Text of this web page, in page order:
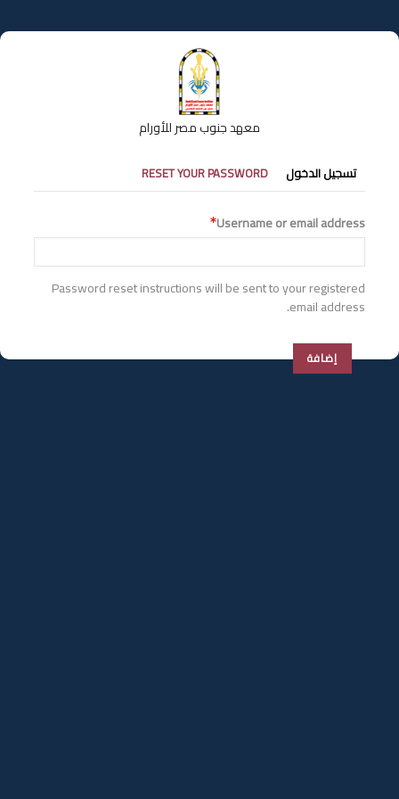
إلى
المحتوى
معهد جنوب مصر للأورام
التبويبات
الأساسية
تسجيل الدخول RESET YOUR PASSWORD
Username or email address
Password reset instructions will be sent to your registered
email address.